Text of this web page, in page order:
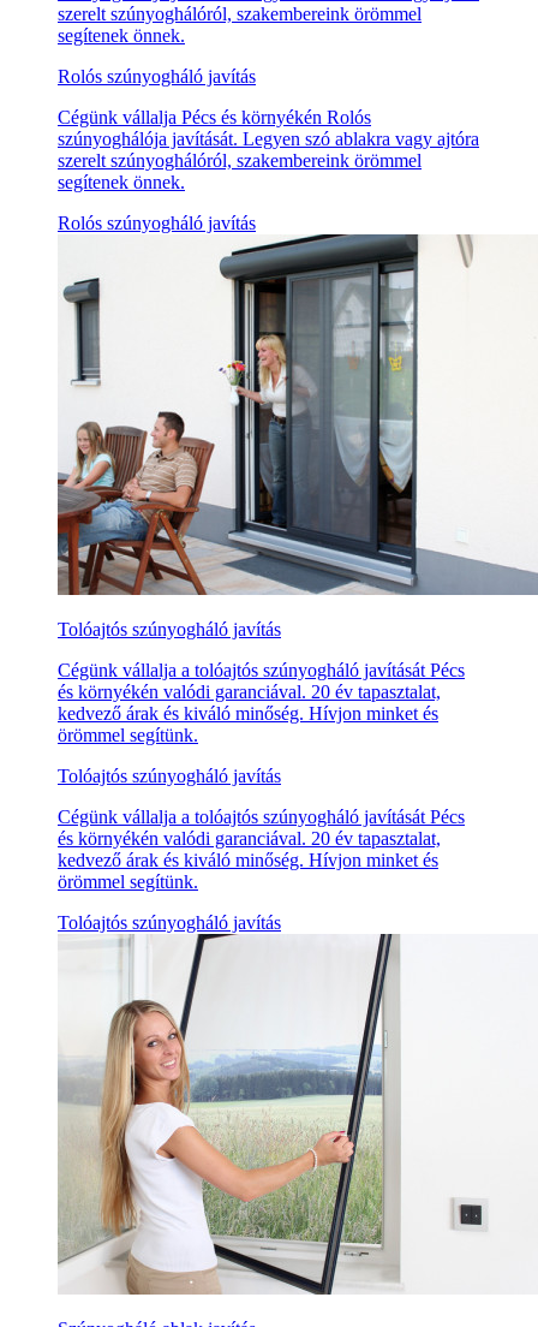
szerelt szúnyoghálóról, szakembereink örömmel
segítenek önnek.
Rolós szúnyogháló javítás
Cégünk vállalja Pécs és környékén Rolós
szúnyoghálója javítását. Legyen szó ablakra vagy ajtóra
szerelt szúnyoghálóról, szakembereink örömmel
segítenek önnek.
Rolós szúnyogháló javítás
Tolóajtós szúnyogháló javítás
Cégünk vállalja a tolóajtós szúnyogháló javítását Pécs
és környékén valódi garanciával. 20 év tapasztalat,
kedvező árak és kiváló minőség. Hívjon minket és
örömmel segítünk.
Tolóajtós szúnyogháló javítás
Cégünk vállalja a tolóajtós szúnyogháló javítását Pécs
és környékén valódi garanciával. 20 év tapasztalat,
kedvező árak és kiváló minőség. Hívjon minket és
örömmel segítünk.
Tolóajtós szúnyogháló javítás